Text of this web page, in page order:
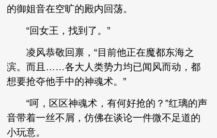
的御姐音在空旷的殿内回荡。
“回女王，找到了。”
凌风恭敬回禀，“目前他正在魔都东海之
滨。而且……各大人类势力均已闻风而动，都
想要抢夺他手中的神魂术。”
“呵，区区神魂术，有何好抢的？”红璃的声
音带着一丝不屑，仿佛在谈论一件微不足道的
小玩意。